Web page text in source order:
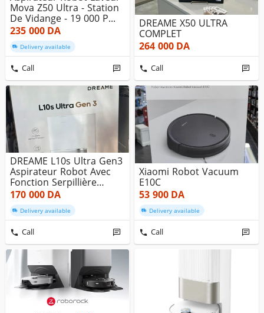
Mova Z50 Ultra - Station
De Vidange - 19 000 P...
235 000DA
Delivery available
Call
DREAME X50 ULTRA
COMPLET
264 000DA
Call
DREAME L10s Ultra Gen3
Aspirateur Robot Avec
Fonction Serpillière
Blan...
170 000DA
Delivery available
Call
Xiaomi Robot Vacuum
E10C
53 900DA
Delivery available
Call